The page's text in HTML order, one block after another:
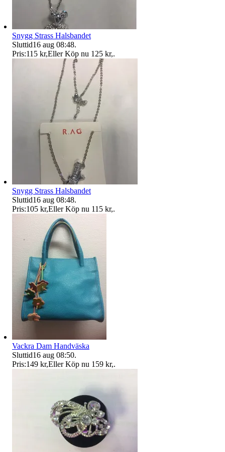
Snygg Strass Halsbandet
Sluttid16 aug 08:48.
Pris:115 kr,Eller Köp nu 125 kr,.
Snygg Strass Halsbandet
Sluttid16 aug 08:48.
Pris:105 kr,Eller Köp nu 115 kr,.
Vackra Dam Handväska
Sluttid16 aug 08:50.
Pris:149 kr,Eller Köp nu 159 kr,.